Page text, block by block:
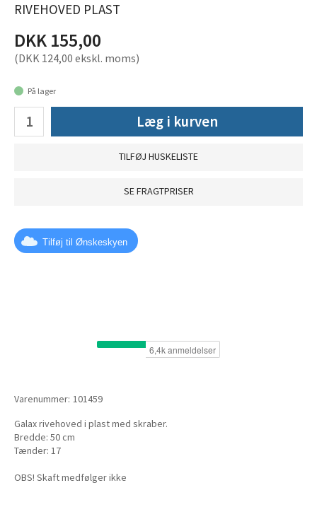
RIVEHOVED PLAST
DKK 155,00
(DKK 124,00 ekskl. moms)
På lager
Læg i kurven
TILFØJ HUSKELISTE
SE FRAGTPRISER
Tilføj til Ønskeskyen
Varenummer: 101459
Galax rivehoved i plast med skraber.
Bredde: 50 cm
Tænder: 17
OBS! Skaft medfølger ikke